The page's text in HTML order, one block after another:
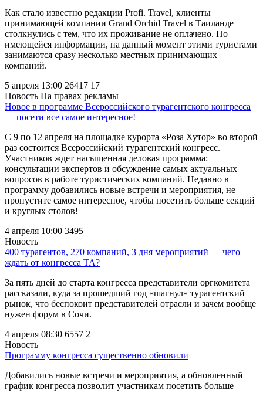
Как стало известно редакции Profi. Travel, клиенты
принимающей компании Grand Orchid Travel в Таиланде
столкнулись с тем, что их проживание не оплачено. По
имеющейся информации, на данный момент этими туристами
занимаются сразу несколько местных принимающих
компаний.
5 апреля 13:00 26417 17
Новость На правах рекламы
Новое в программе Всероссийского турагентского конгресса
— посети все самое интересное!
С 9 по 12 апреля на площадке курорта «Роза Хутор» во второй
раз состоится Всероссийский турагентский конгресс.
Участников ждет насыщенная деловая программа:
консультации экспертов и обсуждение самых актуальных
вопросов в работе туристических компаний. Недавно в
программу добавились новые встречи и мероприятия, не
пропустите самое интересное, чтобы посетить больше секций
и круглых столов!
4 апреля 10:00 3495
Новость
400 турагентов, 270 компаний, 3 дня мероприятий — чего
ждать от конгресса ТА?
За пять дней до старта конгресса представители оргкомитета
рассказали, куда за прошедший год «шагнул» турагентский
рынок, что беспокоит представителей отрасли и зачем вообще
нужен форум в Сочи.
4 апреля 08:30 6557 2
Новость
Программу конгресса существенно обновили
Добавились новые встречи и мероприятия, а обновленный
график конгресса позволит участникам посетить больше